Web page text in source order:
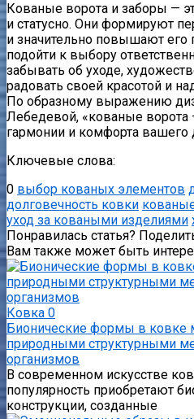
Кованые ворота и заборы —
и статусно. Они формируют
и значительно повышают его
подойти к выбору
забывать об уходе,
радовать своей красотой и
По образному выражению
Лебедевой, «кованые ворота
гармонии и комфорта вашего
Ключевые слова:
0 выбор кованых элементов
долговечность ковки
уход за коваными изделиями
Понравилась статья?
Вам также может быть
Ковка 0
Бионические формы в ковке
природными структурными
организмов
В современном искусстве
популярность приобретают
конструкции, созданные